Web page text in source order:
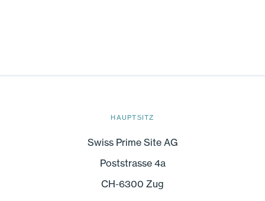
HAUPTSITZ
Swiss Prime Site AG
Poststrasse 4a
CH-6300 Zug